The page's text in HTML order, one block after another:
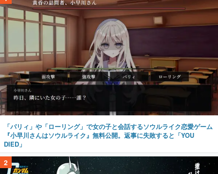
「パリィ」や「ローリング」で女の子と会話するソウルライク恋愛ゲーム
『小早川さんはソウルライク』無料公開。返事に失敗すると「YOU
DIED」
2